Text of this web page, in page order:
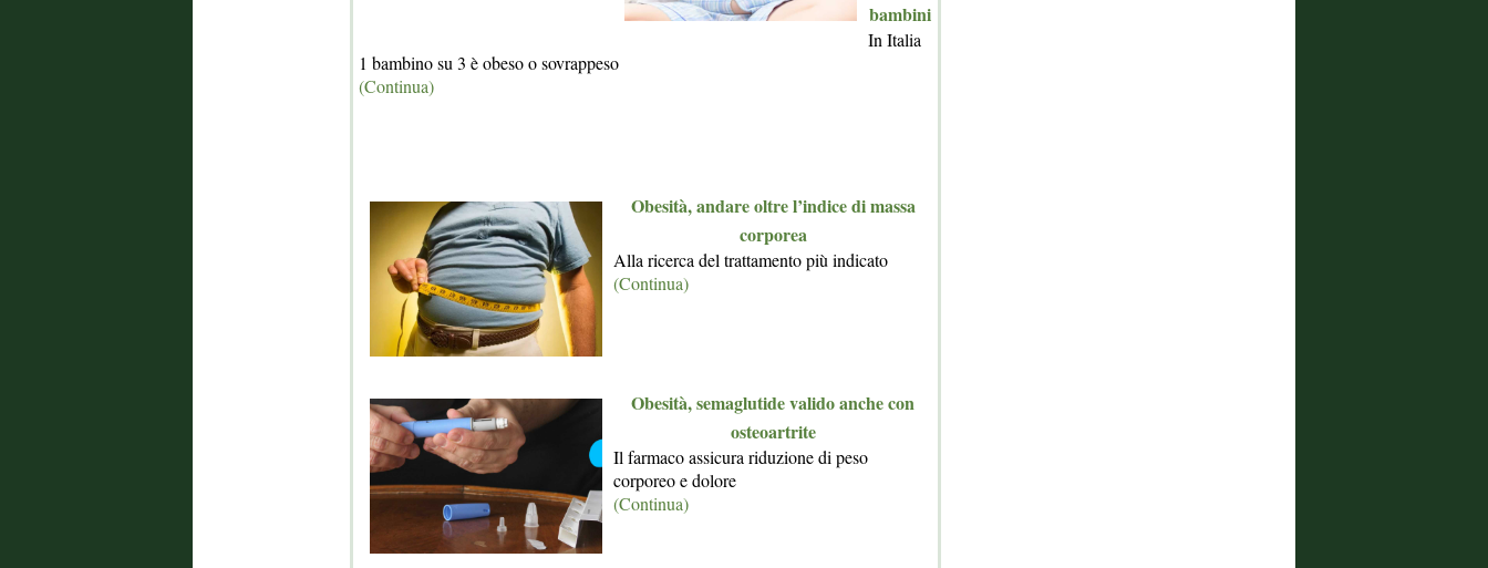
bambini
In Italia
1 bambino su 3 è obeso o sovrappeso
(Continua)
Obesità, andare oltre l’indice di massa
corporea
Alla ricerca del trattamento più indicato
(Continua)
Obesità, semaglutide valido anche con
osteoartrite
Il farmaco assicura riduzione di peso
corporeo e dolore
(Continua)